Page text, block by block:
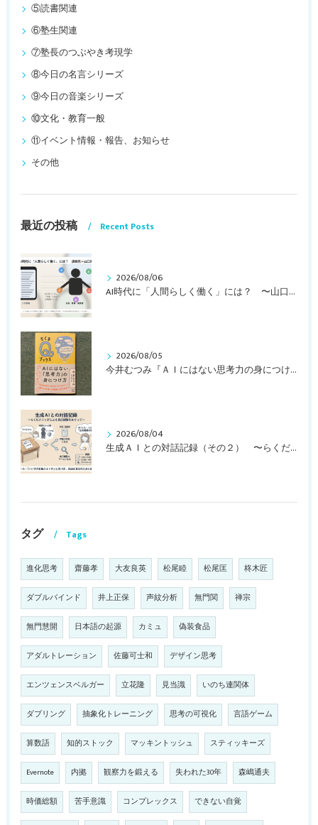
⑤読書関連
⑥塾生関連
⑦塾長のつぶやき考現学
⑧今日の名言シリーズ
⑨今日の音楽シリーズ
⑩文化・教育一般
⑪イベント情報・報告、お知らせ
その他
最近の投稿 Recent Posts
2026/08/06
AI時代に「人間らしく働く」には？ 〜山口周さんのインタビュー記事、動画より〜
2026/08/05
今井むつみ『ＡＩにはない思考力の身につけ方 ことばの学びはなぜ大切なのか？』
2026/08/04
生成ＡＩとの対話記録（その２） 〜らくだメソッドによる自己観察をめぐって〜
タグ Tags
進化思考 齋藤孝 大友良英 松尾睦 松尾匡 柊木匠
ダブルバインド 井上正保 声紋分析 無門関 禅宗
無門慧開 日本語の起源 カミュ 偽装食品
アダルトレーション 佐藤可士和 デザイン思考
エンツェンスベルガー 立花隆 見当識 いのち連関体
ダブリング 抽象化トレーニング 思考の可視化 言語ゲーム
算数語 知的ストック マッキントッシュ スティッキーズ
Evernote 内拠 観察力を鍛える 失われた30年 森嶋通夫
時価総額 苦手意識 コンプレックス できない自覚